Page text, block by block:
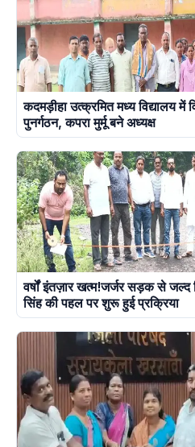
कदमड़ीहा उत्क्रमित मध्य विद्यालय में
पुनर्गठन, कपरा मुर्मू बने अध्यक्ष
वर्षों इंतज़ार खत्म!जर्जर सड़क से जल्द
सिंह की पहल पर शुरू हुई प्रक्रिया